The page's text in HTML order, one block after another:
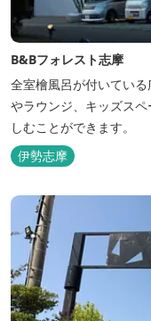
B&Bフォレスト志摩
全室檜風呂が付いてい
やラウンジ、キッズス
しむことができます。
伊勢志摩